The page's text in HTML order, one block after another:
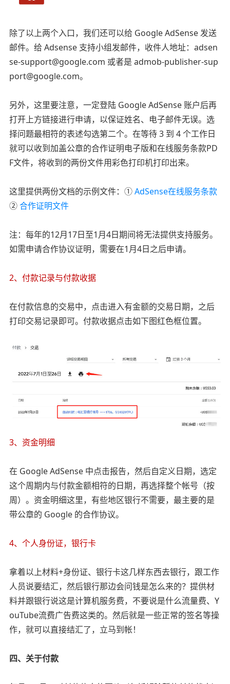
除了以上两个入口，我们还可以给 Google AdSense 发送
邮件。给 Adsense 支持小组发邮件，收件人地址：adsen
se-support@google.com 或者是 admob-publisher-sup
port@google.com。
另外，这里要注意，一定登陆 Google AdSense 账户后再
打开上方链接进行申请，以保证姓名、电子邮件无误。选
择问题最相符的表述勾选第二个。在等待 3 到 4 个工作日
就可以收到加盖公章的合作证明电子版和在线服务条款PD
F文件，将收到的两份文件用彩色打印机打印出来。
这里提供两份文档的示例文件：①AdSense在线服务条款
②合作证明文件
注：每年的12月17日至1月4日期间将无法提供支持服务。
如需申请合作协议证明，需要在1月4日之后申请。
2、付款记录与付款收据
在付款信息的交易中，点击进入有金额的交易日期，之后
打印交易记录即可。付款收据点击如下图红色框位置。
3、资金明细
在 Google AdSense 中点击报告，然后自定义日期，选定
这个周期内与付款金额相符的日期，再选择整个帐号（按
周）。资金明细这里，有些地区银行不需要，最主要的是
带公章的 Google 的合作协议。
4、个人身份证，银行卡
拿着以上材料+身份证、银行卡这几样东西去银行，跟工作
人员说要结汇，然后银行那边会问钱是怎么来的？提供材
料并跟银行说这是计算机服务费，不要说是什么流量费、Y
ouTube流费广告费这类的。然后就是一些正常的签名等操
作，就可以直接结汇了，立马到帐！
四、关于付款